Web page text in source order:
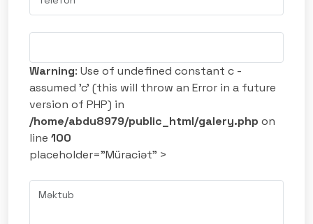
Warning: Use of undefined constant c -
assumed 'c' (this will throw an Error in a future
version of PHP) in
/home/abdu8979/public_html/galery.php on
line 100
placeholder="Müraciət" >